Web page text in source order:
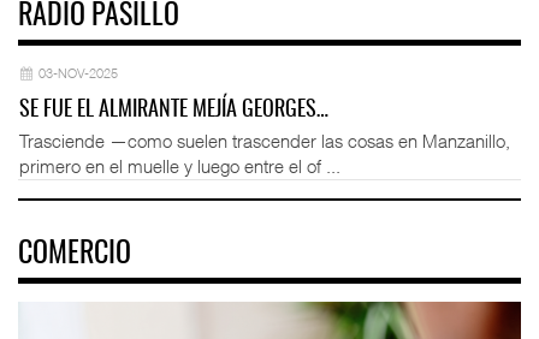
RADIO PASILLO
03-NOV-2025
SE FUE EL ALMIRANTE MEJÍA GEORGES…
Trasciende —como suelen trascender las cosas en Manzanillo,
primero en el muelle y luego entre el of ...
COMERCIO